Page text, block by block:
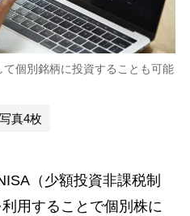
個別銘柄に投資することも可能
写真4枚
（少額投資非課税制
用することで個別株に